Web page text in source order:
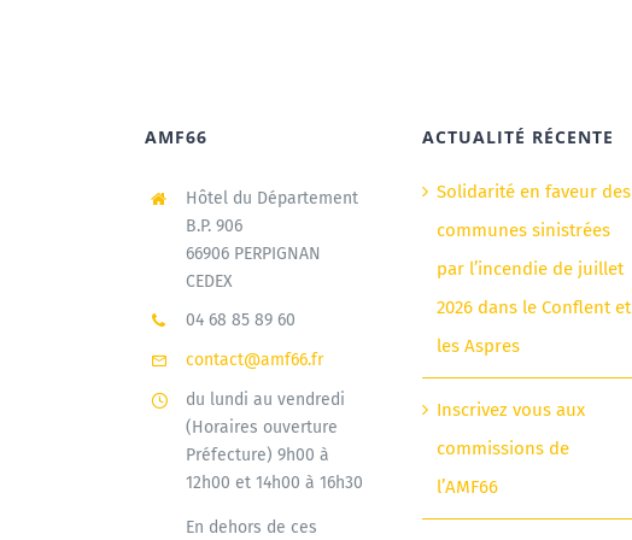
AMF66
Hôtel du Département
B.P. 906
66906 PERPIGNAN
CEDEX
04 68 85 89 60
contact@amf66.fr
du lundi au vendredi
(Horaires ouverture
Préfecture) 9h00 à
12h00 et 14h00 à 16h30
En dehors de ces
ACTUALITÉ RÉCENTE
Solidarité en faveur des
communes sinistrées
par l’incendie de juillet
2026 dans le Conflent et
les Aspres
Inscrivez vous aux
commissions de
l’AMF66